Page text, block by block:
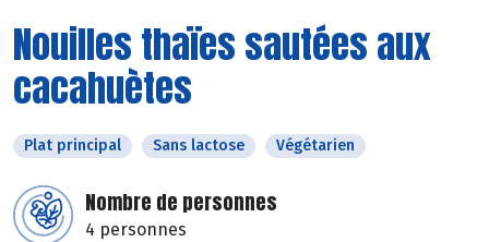
Nouilles thaïes sautées aux
cacahuètes
Plat principal Sans lactose Végétarien
Nombre de personnes
4 personnes